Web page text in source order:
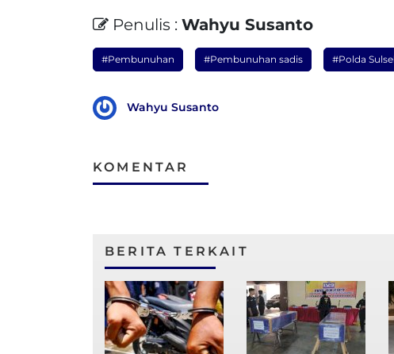
Penulis : Wahyu Susanto
#Pembunuhan #Pembunuhan sadis #Polda Sulsel
Wahyu Susanto
KOMENTAR
BERITA TERKAIT